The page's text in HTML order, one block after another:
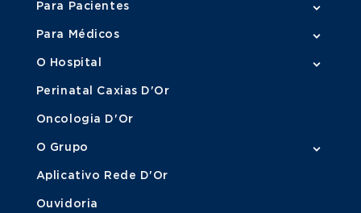
Para Pacientes
Para Médicos
O Hospital
Perinatal Caxias D'Or
Oncologia D'Or
O Grupo
Aplicativo Rede D'Or
Ouvidoria